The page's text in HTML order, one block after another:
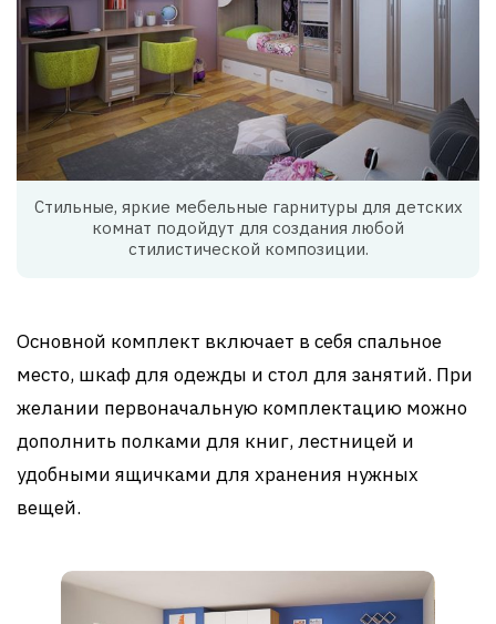
Стильные, яркие мебельные гарнитуры для детских
комнат подойдут для создания любой
стилистической композиции.
Основной комплект включает в себя спальное
место, шкаф для одежды и стол для занятий. При
желании первоначальную комплектацию можно
дополнить полками для книг, лестницей и
удобными ящичками для хранения нужных
вещей.